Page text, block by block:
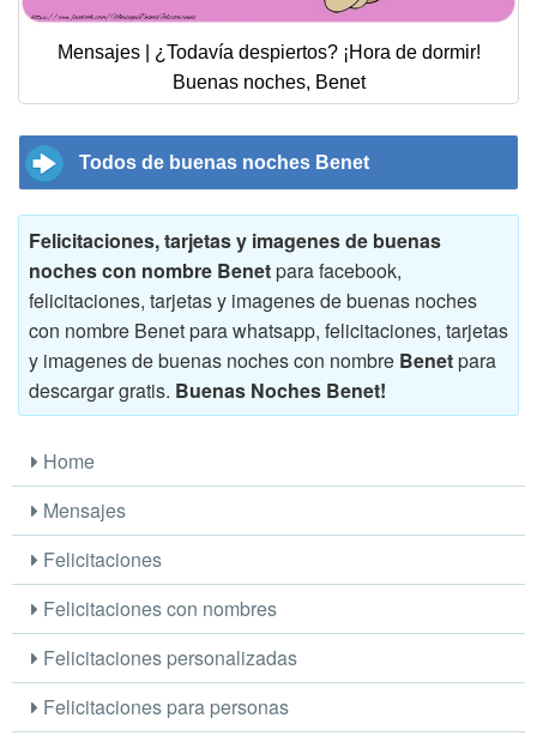
Mensajes | ¿Todavía despiertos? ¡Hora de dormir!
Buenas noches, Benet
Todos de buenas noches Benet
Felicitaciones, tarjetas y imagenes de buenas
noches con nombre Benetpara facebook,
felicitaciones, tarjetas y imagenes de buenas noches
con nombre Benet para whatsapp, felicitaciones, tarjetas
y imagenes de buenas noches con nombre Benetpara
descargar gratis. Buenas Noches Benet!
Home
Mensajes
Felicitaciones
Felicitaciones con nombres
Felicitaciones personalizadas
Felicitaciones para personas